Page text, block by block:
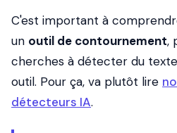
C'est important à
un outil de contournement,
cherches à détecter du
outil. Pour ça, va plutôt lire
détecteurs IA.